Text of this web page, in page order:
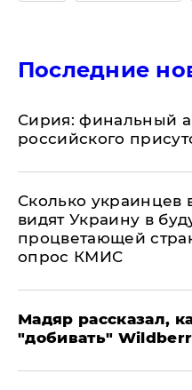
Последние
​Сирия: финальный
российского
Сколько украинцев
видят Украину в
процветающей
опрос КМИС
Мадяр рассказал,
"добивать"